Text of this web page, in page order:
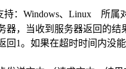
： Windows、 Linux 所属
器，当收到服务器返回的
回 1。如果在超时时间内没